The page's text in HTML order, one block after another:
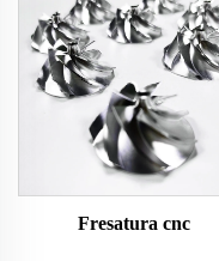
Fresatura cnc